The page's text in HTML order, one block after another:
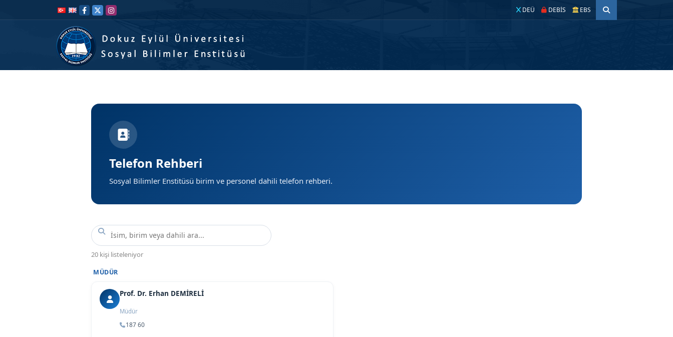
DEÜ DEBİS EBS
Telefon Rehberi
Sosyal Bilimler Enstitüsü birim ve personel dahili telefon rehberi.
20 kişi listeleniyor
MÜDÜR
Prof. Dr. Erhan DEMİRELİ
Müdür
187 60